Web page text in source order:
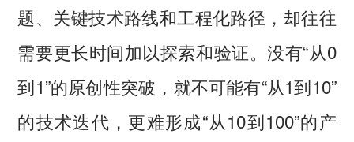
题、关键技术路线和工程化路径，却往往
需要更长时间加以探索和验证。没有“从0
到1”的原创性突破，就不可能有“从1到10”
的技术迭代，更难形成“从10到100”的产